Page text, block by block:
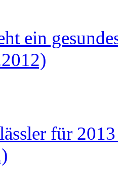
ein
für